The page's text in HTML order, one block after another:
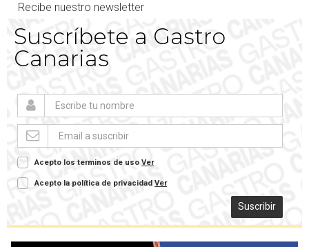
Recibe nuestro newsletter
Suscríbete a Gastro
Canarias
Acepto los terminos de uso Ver
Acepto la política de privacidad Ver
Suscribir